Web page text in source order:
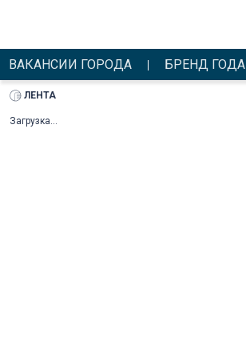
ВАКАНСИИ ГОРОДА БРЕНД ГОДА
ЛЕНТА
Загрузка...